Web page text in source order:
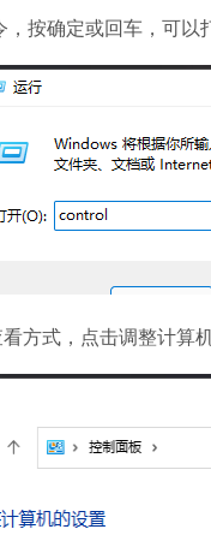
按确定或回车，可以
式，点击调整计算